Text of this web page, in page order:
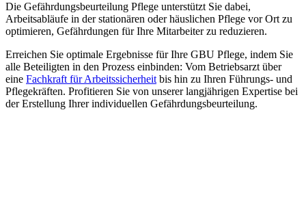
Die Gefährdungsbeurteilung Pflege unterstützt Sie dabei,
Arbeitsabläufe in der stationären oder häuslichen Pflege vor Ort zu
optimieren, Gefährdungen für Ihre Mitarbeiter zu reduzieren.
Erreichen Sie optimale Ergebnisse für Ihre GBU Pflege, indem Sie
alle Beteiligten in den Prozess einbinden: Vom Betriebsarzt über
eine Fachkraft für Arbeitssicherheit bis hin zu Ihren Führungs- und
Pflegekräften. Profitieren Sie von unserer langjährigen Expertise bei
der Erstellung Ihrer individuellen Gefährdungsbeurteilung.